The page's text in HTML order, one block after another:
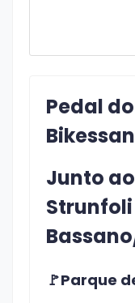
Pedal
Junto
🚩Parque